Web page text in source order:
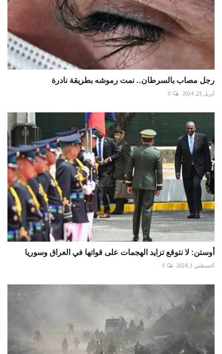
رجل مصاب بالسرطان.. نمت رموشه بطريقة نادرة
أبريل 25, 2024 0
أوستن: لا نتوقع تزايد الهجمات على قواتها في العراق وسوريا
أغسطس 1, 2024 0